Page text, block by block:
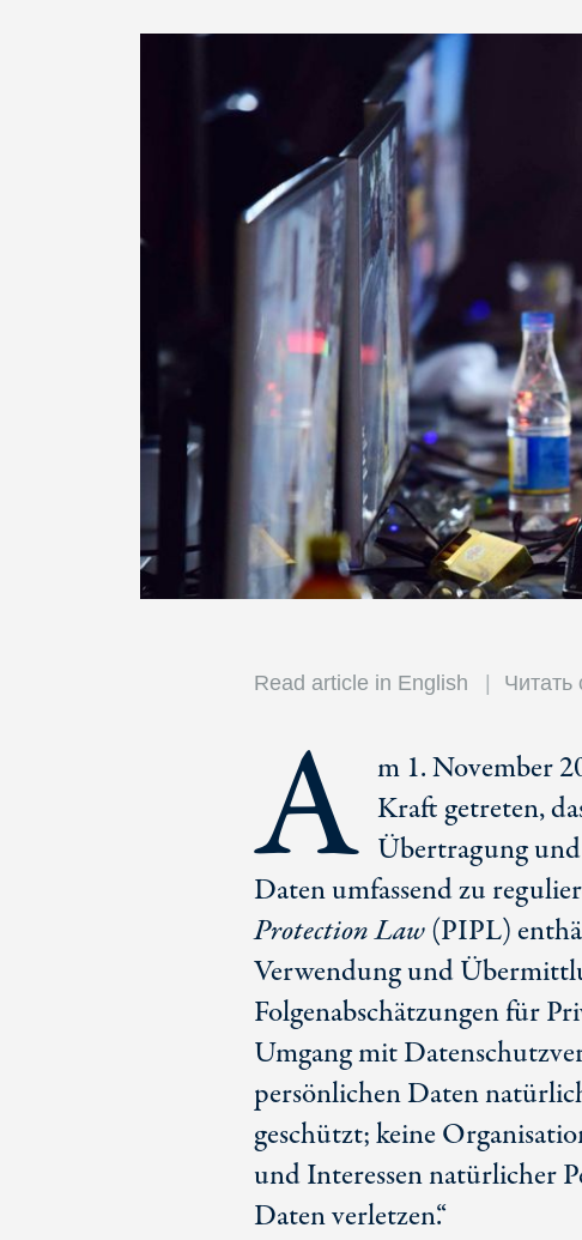
Read article in English Читать
A m 1. November
Kraft getreten,
Übertragung
Daten umfassend zu
Protection Law(PIPL)
Verwendung und
Folgenabschätzungen für
Umgang mit
persönlichen Daten
geschützt; keine
und Interessen natürlicher
Daten verletzen.“